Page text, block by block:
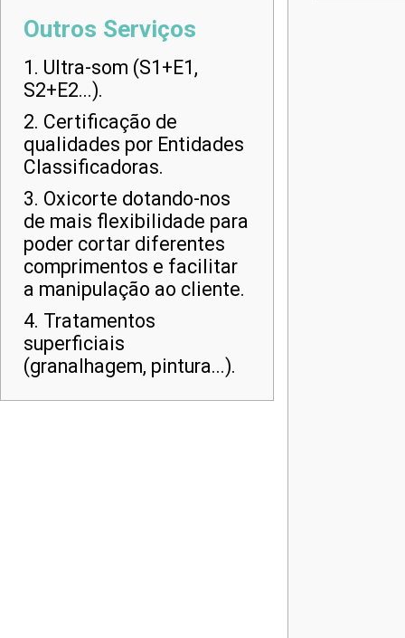
Outros Serviços
1. Ultra-som (S1+E1,
S2+E2...).
2. Certificação de
qualidades por Entidades
Classificadoras.
3. Oxicorte dotando-nos
de mais flexibilidade para
poder cortar diferentes
comprimentos e facilitar
a manipulação ao cliente.
4. Tratamentos
superficiais
(granalhagem, pintura...).